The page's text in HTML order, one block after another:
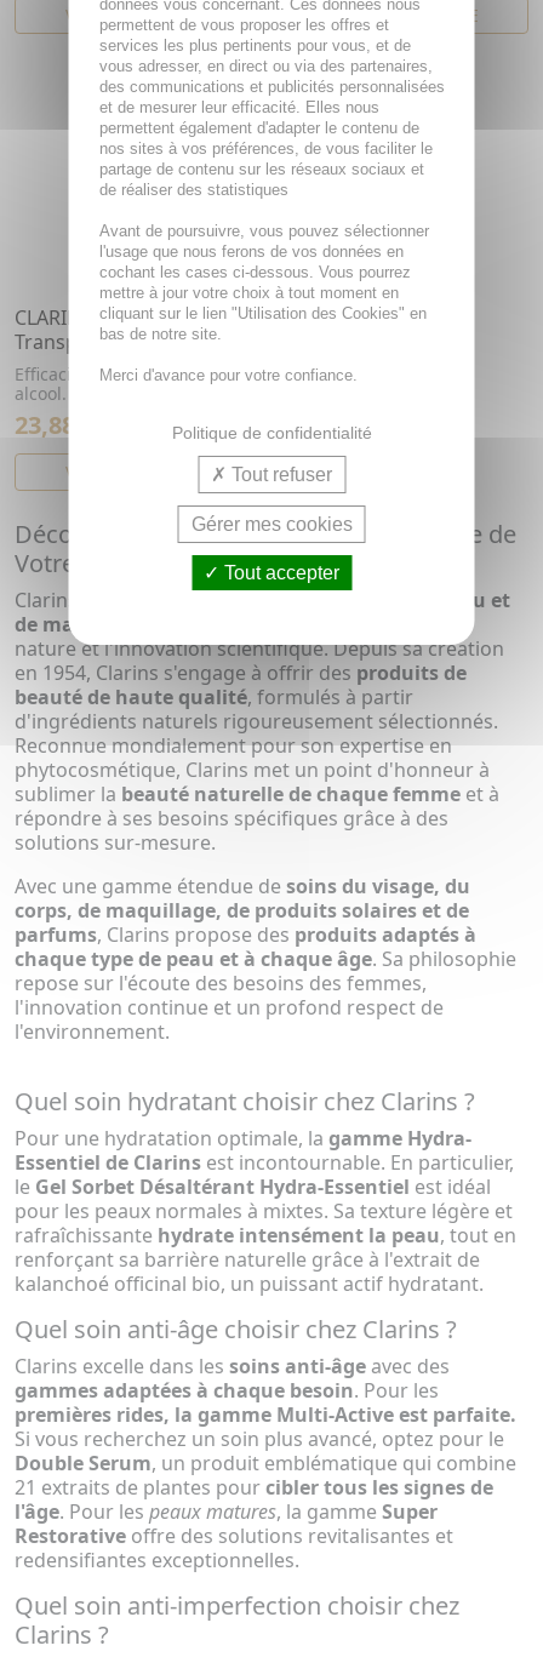
VOIR CET ARTICLE VOIR CET ARTICLE
CLARINS MEN - Anti-
Transpirant roll-on 50ml
Efficacité durable. Sans
alcool.
23,88€
VOIR CET ARTICLE
Découvrez Clarins, L'Excellence au Service de
Votre Beauté
Clarins, marque emblématique de
soins de la peau et
de maquillage
nature et l'innovation scientifique. Depuis sa création
en 1954, Clarins s'engage à offrir des produits de
beauté de haute qualité, formulés à partir
d'ingrédients naturels rigoureusement sélectionnés.
Reconnue mondialement pour son expertise en
phytocosmétique, Clarins met un point d'honneur à
sublimer la beauté naturelle de chaque femme et à
répondre à ses besoins spécifiques grâce à des
solutions sur-mesure.
Avec une gamme étendue de soins du visage, du
corps, de maquillage, de produits solaires et de
parfums, Clarins propose des produits adaptés à
chaque type de peau et à chaque âge. Sa philosophie
repose sur l'écoute des besoins des femmes,
l'innovation continue et un profond respect de
l'environnement.
Quel soin hydratant choisir chez Clarins ?
Pour une hydratation optimale, la gamme Hydra-
Essentiel de Clarins est incontournable. En particulier,
le Gel Sorbet Désaltérant Hydra-Essentiel est idéal
pour les peaux normales à mixtes. Sa texture légère et
rafraîchissante hydrate intensément la peau, tout en
renforçant sa barrière naturelle grâce à l'extrait de
kalanchoé officinal bio, un puissant actif hydratant.
Quel soin anti-âge choisir chez Clarins ?
Clarins excelle dans les soins anti-âge avec des
gammes adaptées à chaque besoin. Pour les
premières rides, la gamme Multi-Active est parfaite.
Si vous recherchez un soin plus avancé, optez pour le
Double Serum, un produit emblématique qui combine
21 extraits de plantes pourcibler tous les signes de
l'âge. Pour les peaux matures, la gamme Super
Restorative offre des solutions revitalisantes et
redensifiantes exceptionnelles.
Quel soin anti-imperfection choisir chez
Clarins ?
données vous concernant. Ces données nous
permettent de vous proposer les offres et
services les plus pertinents pour vous, et de
vous adresser, en direct ou via des partenaires,
des communications et publicités personnalisées
et de mesurer leur efficacité. Elles nous
permettent également d'adapter le contenu de
nos sites à vos préférences, de vous faciliter le
partage de contenu sur les réseaux sociaux et
de réaliser des statistiques
Avant de poursuivre, vous pouvez sélectionner
l'usage que nous ferons de vos données en
cochant les cases ci-dessous. Vous pourrez
mettre à jour votre choix à tout moment en
cliquant sur le lien "Utilisation des Cookies" en
bas de notre site.
Merci d'avance pour votre confiance.
Politique de confidentialité
Tout refuser
Gérer mes cookies
Tout accepter